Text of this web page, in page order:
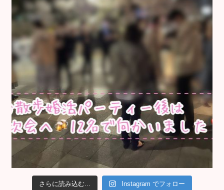
さらに読み込む... Instagram でフォロー